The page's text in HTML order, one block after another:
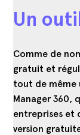
Un
Comme de
gratuit et
tout de même
Manager 360,
entreprises et
version